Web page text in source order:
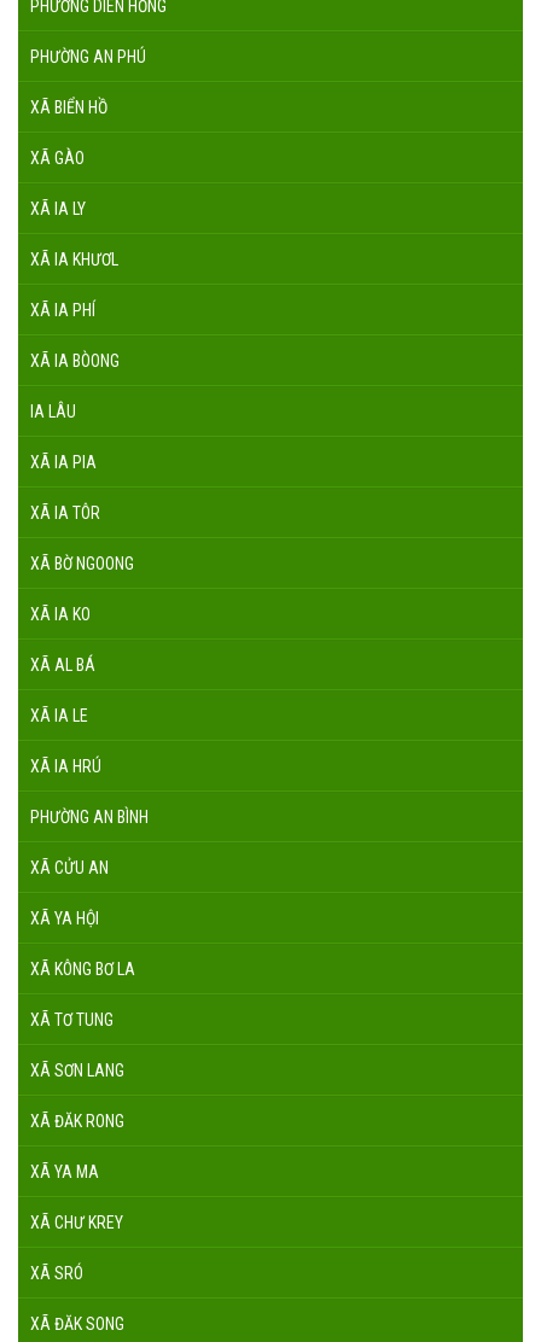
PHƯỜNG DIÊN HỒNG
PHƯỜNG AN PHÚ
XÃ BIỂN HỒ
XÃ GÀO
XÃ IA LY
XÃ IA KHƯƠL
XÃ IA PHÍ
XÃ IA BÒONG
IA LÂU
XÃ IA PIA
XÃ IA TÔR
XÃ BỜ NGOONG
XÃ IA KO
XÃ AL BÁ
XÃ IA LE
XÃ IA HRÚ
PHƯỜNG AN BÌNH
XÃ CỬU AN
XÃ YA HỘI
XÃ KÔNG BƠ LA
XÃ TƠ TUNG
XÃ SƠN LANG
XÃ ĐĂK RONG
XÃ YA MA
XÃ CHƯ KREY
XÃ SRÓ
XÃ ĐĂK SONG